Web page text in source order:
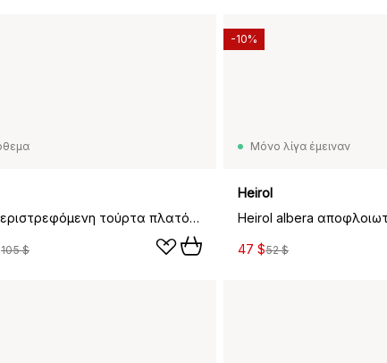
Heirol περιστρεφόμενη τούρτα πλατό, Ø33 cm
105 $
Μόνο λίγα έμειναν
Heirol
47 $52 $
-10%